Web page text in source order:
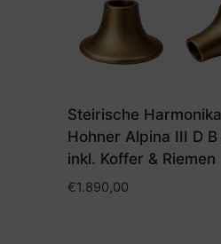
Steirische Harmonika
Hohner Alpina III D B
inkl. Koffer & Riemen
€1.890,00